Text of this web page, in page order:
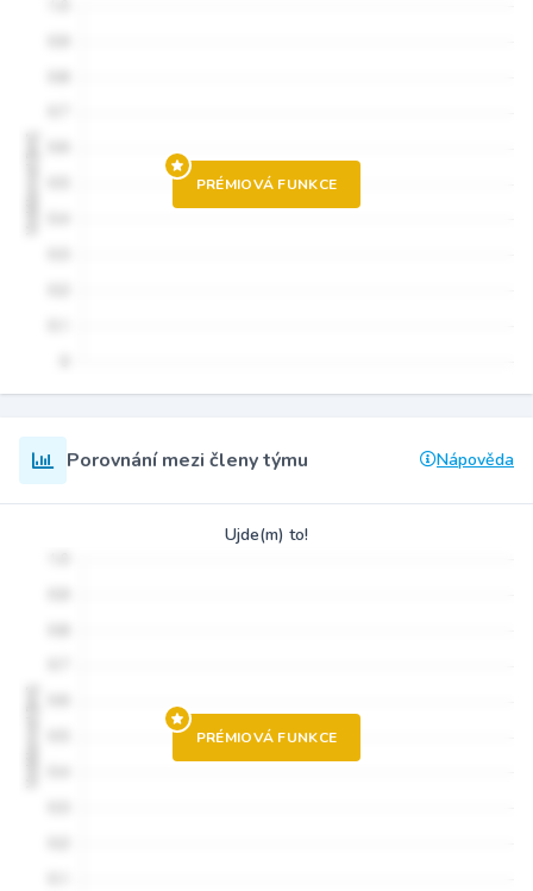
PRÉMIOVÁ FUNKCE
Porovnání mezi členy týmu Nápověda
Ujde(m) to!
PRÉMIOVÁ FUNKCE